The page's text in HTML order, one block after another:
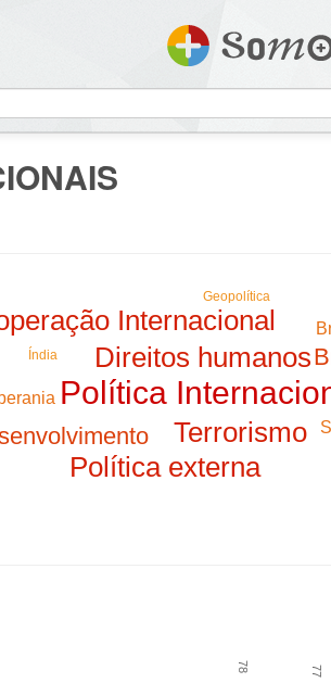
Política
Direitos humanos
Terrorismo
Internacional
Política externa
Índia
Geopolítica
78 77